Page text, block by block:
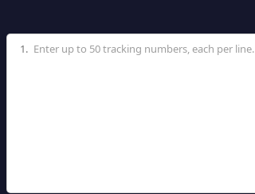
Enter up to 50 tracking numbers, each per line.
1.